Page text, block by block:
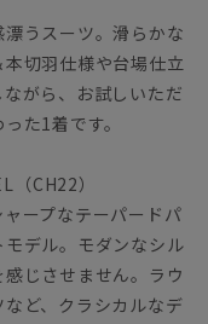
うスーツ。滑らかな
切羽仕様や台場仕立
がら、お試しいただ
た1着です。
（CH22）
ープなテーパードパ
デル。モダンなシル
じさせません。ラウ
ど、クラシカルなデ